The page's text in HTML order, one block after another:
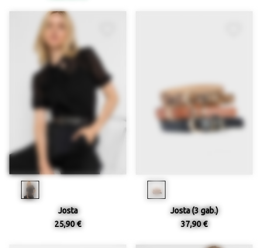
Josta
25,90 €
Josta (3 gab.)
37,90 €